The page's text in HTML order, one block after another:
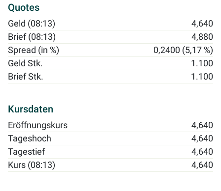
Quotes
Geld (08:13)
4,640
Brief (08:13)
4,880
Spread (in %)
0,2400 (5,17 %)
Geld Stk.
1.100
Brief Stk.
1.100
Kursdaten
Eröffnungskurs
4,640
Tageshoch
4,640
Tagestief
4,640
Kurs (08:13)
4,640